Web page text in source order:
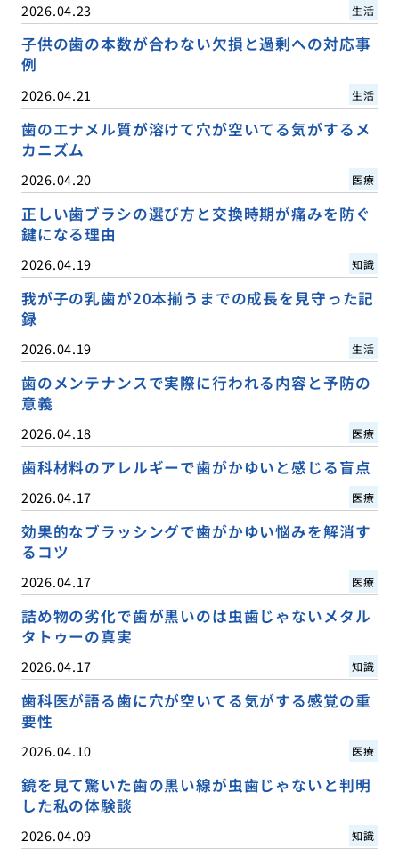
2026.04.23 生活
子供の歯の本数が合わない欠損と過剰への対応事
例
2026.04.21 生活
歯のエナメル質が溶けて穴が空いてる気がするメ
カニズム
2026.04.20 医療
正しい歯ブラシの選び方と交換時期が痛みを防ぐ
鍵になる理由
2026.04.19 知識
我が子の乳歯が20本揃うまでの成長を見守った記
録
2026.04.19 生活
歯のメンテナンスで実際に行われる内容と予防の
意義
2026.04.18 医療
歯科材料のアレルギーで歯がかゆいと感じる盲点
2026.04.17 医療
効果的なブラッシングで歯がかゆい悩みを解消す
るコツ
2026.04.17 医療
詰め物の劣化で歯が黒いのは虫歯じゃないメタル
タトゥーの真実
2026.04.17 知識
歯科医が語る歯に穴が空いてる気がする感覚の重
要性
2026.04.10 医療
鏡を見て驚いた歯の黒い線が虫歯じゃないと判明
した私の体験談
2026.04.09 知識